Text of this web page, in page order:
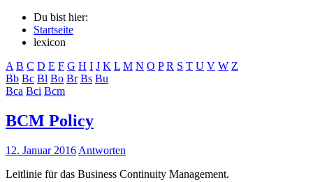
Du bist hier:
Startseite
lexicon
A B C D E F G H I J K L M N O P R S T U V W Z
Bb Bc Bl Bo Br Bs Bu
Bca Bci Bcm
BCM Policy
12. Januar 2016 Antworten
Leitlinie für das Business Continuity Management.